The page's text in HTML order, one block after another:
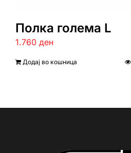
Полка голема L
1.760 ден
Додај во кошница